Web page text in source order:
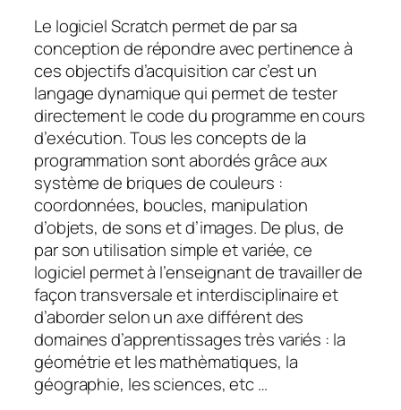
Le logiciel Scratch permet de par sa
conception de répondre avec pertinence à
ces objectifs d’acquisition car c’est un
langage dynamique qui permet de tester
directement le code du programme en cours
d’exécution. Tous les concepts de la
programmation sont abordés grâce aux
système de briques de couleurs :
coordonnées, boucles, manipulation
d’objets, de sons et d’images. De plus, de
par son utilisation simple et variée, ce
logiciel permet à l’enseignant de travailler de
façon transversale et interdisciplinaire et
d’aborder selon un axe différent des
domaines d’apprentissages très variés : la
géométrie et les mathèmatiques, la
géographie, les sciences, etc …